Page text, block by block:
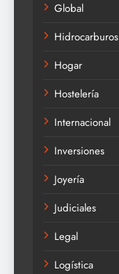
Global
Hidrocarburos
Hogar
Hostelería
Internacional
Inversiones
Joyería
Judiciales
Legal
Logística